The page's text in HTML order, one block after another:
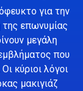
για την
επωνυμίας
μεγάλη
που
κύριοι λόγοι
μακιγιάζ